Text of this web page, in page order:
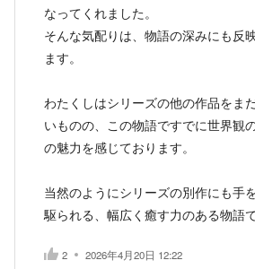
なってくれました。
そんな気配りは、物語の深みにも反
ます。
わたくしはシリーズの他の作品をま
いものの、この物語ですでに世界観
の魅力を感じております。
当然のようにシリーズの別作にも手
駆られる、幅広く癒す力のある物語で
2 2026年4月20日 12:22